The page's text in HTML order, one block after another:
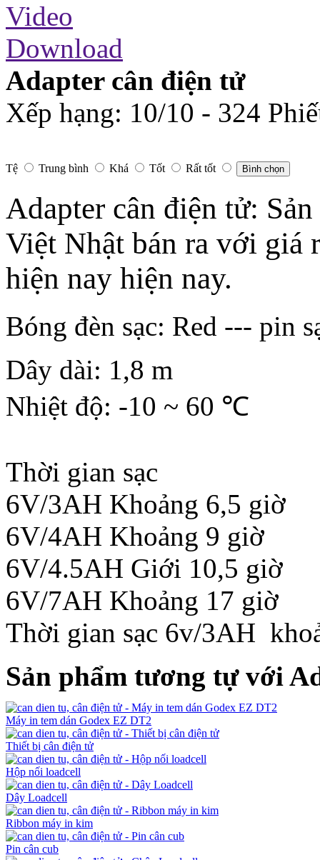
Video
Download
Adapter cân điện tử
Xếp hạng: 10/10 - 324
Tệ Trung bình Khá Tốt Rất tốt Bình chọn
Adapter cân điện tử:
Việt Nhật bán ra với giá
hiện nay hiện nay.
Bóng đèn sạc: Red --- pin
Dây dài: 1,8 m
Nhiệt độ: -10 ~ 60 ℃
Thời gian sạc
6V/3AH Khoảng 6,5 giờ
6V/4AH Khoảng 9 giờ
6V/4.5AH Giới 10,5 giờ
6V/7AH Khoảng 17 giờ
Thời gian sạc 6v/3AH
Sản phẩm tương tự với
Máy in tem dán Godex EZ DT2
Thiết bị cân điện tử
Hộp nối loadcell
Dây Loadcell
Ribbon máy in kim
Pin cân cub